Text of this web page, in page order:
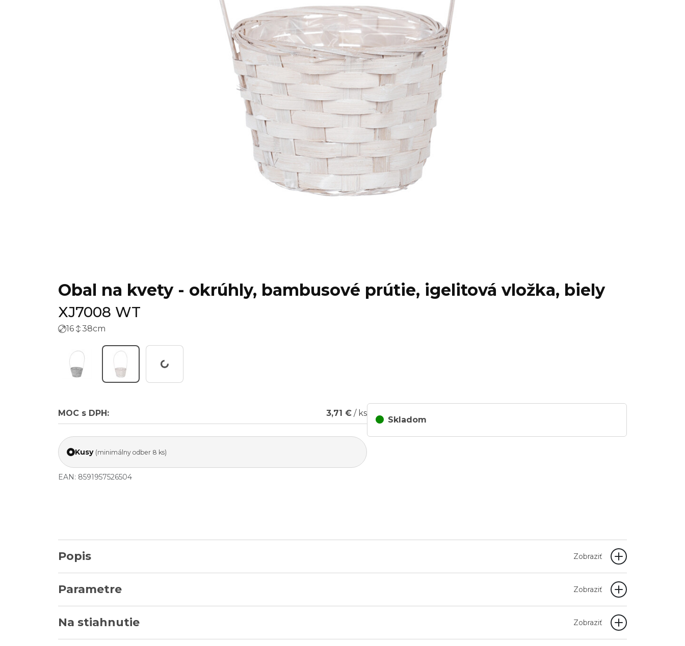
Obal na kvety - okrúhly, bambusové prútie, igelitová vložka, biely
XJ7008 WT
16 38cm
Working...
MOC s DPH: 3,71 € / ks
Kusy (minimálny odber 8 ks)
EAN: 8591957526504
Skladom
Popis Zobraziť
Parametre Zobraziť
Na stiahnutie Zobraziť